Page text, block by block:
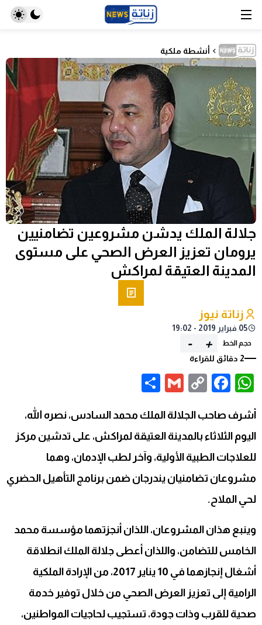
أنشطة ملكية
جلالة الملك يدشن مشروعين تضامنيين
يرومان تعزيز العرض الصحي على مستوى
المدينة العتيقة لمراكش
زناتة نيوز
05 فبراير 2019 - 19:02
حجم الخط +
-
2 دقائق للقراءة
WhatsApp
Facebook
Copy
Gmail
أشرف صاحب الجلالة الملك محمد السادس، نصره الله،
اليوم الثلاثاء بالمدينة العتيقة لمراكش، على تدشين مركز
للعلاجات الطبية الأولية، وآخر لطب الإدمان، وهما
مشروعان تضامنيان يندرجان ضمن برنامج التأهيل الحضري
لحي الملاح.
وينبع هذان المشروعان، اللذان أنجزتهما مؤسسة محمد
الخامس للتضامن، واللذان أعطى جلالة الملك انطلاقة
أشغال إنجازهما في 10 يناير 2017، من الإرادة الملكية
الرامية إلى تعزيز العرض الصحي من خلال توفير خدمة
صحية للقرب وذات جودة، تستجيب لحاجيات المواطنين،